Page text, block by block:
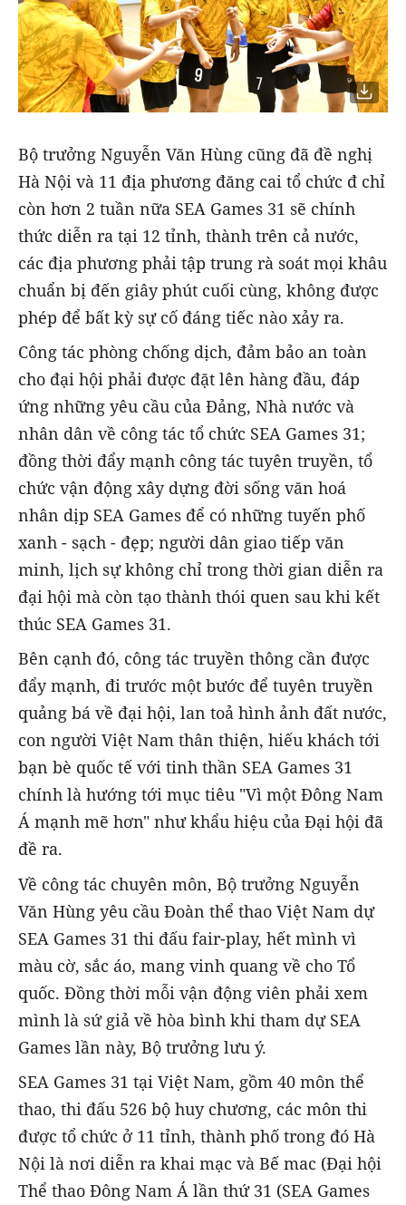
Bộ trưởng Nguyễn Văn Hùng cũng đã đề nghị
Hà Nội và 11 địa phương đăng cai tổ chức đ chỉ
còn hơn 2 tuần nữa SEA Games 31 sẽ chính
thức diễn ra tại 12 tỉnh, thành trên cả nước,
các địa phương phải tập trung rà soát mọi khâu
chuẩn bị đến giây phút cuối cùng, không được
phép để bất kỳ sự cố đáng tiếc nào xảy ra.
Công tác phòng chống dịch, đảm bảo an toàn
cho đại hội phải được đặt lên hàng đầu, đáp
ứng những yêu cầu của Đảng, Nhà nước và
nhân dân về công tác tổ chức SEA Games 31;
đồng thời đẩy mạnh công tác tuyên truyền, tổ
chức vận động xây dựng đời sống văn hoá
nhân dịp SEA Games để có những tuyến phố
xanh - sạch - đẹp; người dân giao tiếp văn
minh, lịch sự không chỉ trong thời gian diễn ra
đại hội mà còn tạo thành thói quen sau khi kết
thúc SEA Games 31.
Bên cạnh đó, công tác truyền thông cần được
đẩy mạnh, đi trước một bước để tuyên truyền
quảng bá về đại hội, lan toả hình ảnh đất nước,
con người Việt Nam thân thiện, hiếu khách tới
bạn bè quốc tế với tinh thần SEA Games 31
chính là hướng tới mục tiêu "Vì một Đông Nam
Á mạnh mẽ hơn" như khẩu hiệu của Đại hội đã
đề ra.
Về công tác chuyên môn, Bộ trưởng Nguyễn
Văn Hùng yêu cầu Đoàn thể thao Việt Nam dự
SEA Games 31 thi đấu fair-play, hết mình vì
màu cờ, sắc áo, mang vinh quang về cho Tổ
quốc. Đồng thời mỗi vận động viên phải xem
mình là sứ giả về hòa bình khi tham dự SEA
Games lần này, Bộ trưởng lưu ý.
SEA Games 31 tại Việt Nam, gồm 40 môn thể
thao, thi đấu 526 bộ huy chương, các môn thi
được tổ chức ở 11 tỉnh, thành phố trong đó Hà
Nội là nơi diễn ra khai mạc và Bế mac (Đại hội
Thể thao Đông Nam Á lần thứ 31 (SEA Games